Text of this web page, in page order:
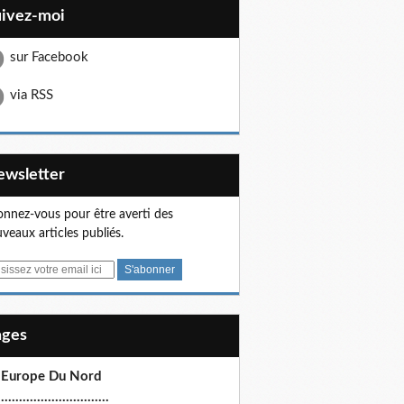
moi
sur Facebook
via RSS
vous pour être averti des
articles publiés.
Du Nord